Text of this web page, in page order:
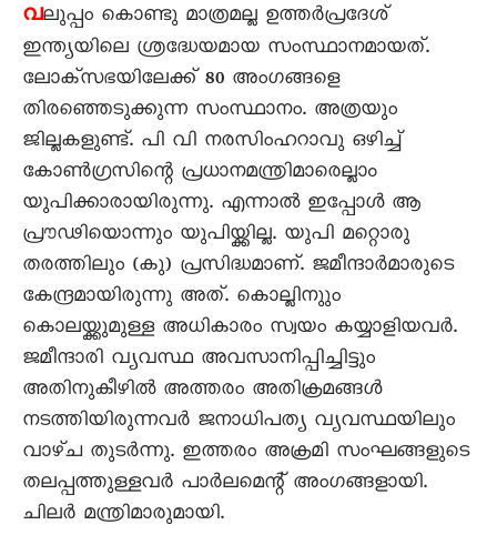
വലുപ്പം കൊണ്ടു മാത്രമല്ല ഉത്തർപ്രദേശ്
ഇന്ത്യയിലെ ശ്രദ്ധേയമായ സംസ്ഥാനമായത്.
ലോക്സഭയിലേക്ക് 80 അംഗങ്ങളെ
തിരഞ്ഞെടുക്കുന്ന സംസ്ഥാനം. അത്രയും
ജില്ലകളുണ്ട്. പി വി നരസിംഹറാവു ഒഴിച്ച്
കോൺഗ്രസിന്റെ പ്രധാനമന്ത്രിമാരെല്ലാം
യുപിക്കാരായിരുന്നു. എന്നാൽ ഇപ്പോൾ ആ
പ്രൗഢിയൊന്നും യുപിയ്ക്കില്ല. യുപി മറ്റൊരു
തരത്തിലും (കു) പ്രസിദ്ധമാണ്. ജമീന്ദാർമാരുടെ
കേന്ദ്രമായിരുന്നു അത്. കൊല്ലിനുും
കൊലയ്ക്കുമുള്ള അധികാരം സ്വയം കയ്യാളിയവർ.
ജമീന്ദാരി വ്യവസ്ഥ അവസാനിപ്പിച്ചിട്ടും
അതിനുകീഴിൽ അത്തരം അതിക്രമങ്ങൾ
നടത്തിയിരുന്നവർ ജനാധിപത്യ വ്യവസ്ഥയിലും
വാഴ്ച തുടർന്നു. ഇത്തരം അക്രമി സംഘങ്ങളുടെ
തലപ്പത്തുള്ളവർ പാർലമെന്റ് അംഗങ്ങളായി.
ചിലർ മന്ത്രിമാരുമായി.